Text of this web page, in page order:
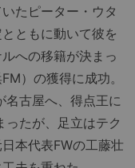
たピーター・ウタ
ともに動いて彼を
への移籍が決まっ
）の獲得に成功。
名古屋へ、得点王に
たが、足立はテク
本代表FWの工藤壮